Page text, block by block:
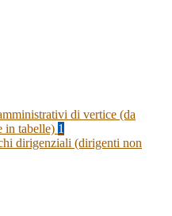
di vertice (da
in tabelle) 1
dirigenziali (dirigenti non